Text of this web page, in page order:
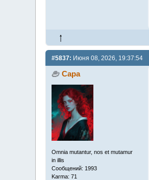
#5837: Июня 08, 2026, 19:37:54
Сара
Omnia mutantur, nos et mutamur
in illis
Сообщений: 1993
Karma: 71